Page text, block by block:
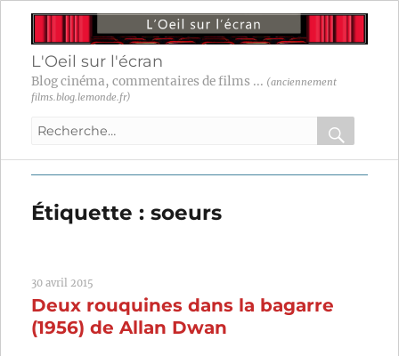
L'Oeil sur l'écran
Blog cinéma, commentaires de films ... (anciennement
films.blog.lemonde.fr)
Recherche
:
OK
Étiquette :soeurs
30 avril 2015
Deux rouquines dans la bagarre
(1956) de Allan Dwan